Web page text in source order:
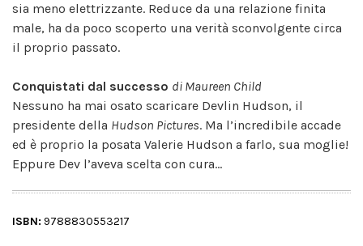
sia meno elettrizzante. Reduce da una relazione finita
male, ha da poco scoperto una verità sconvolgente circa
il proprio passato.
Conquistati dal successo di Maureen Child
Nessuno ha mai osato scaricare Devlin Hudson, il
presidente della Hudson Pictures. Ma l’incredibile accade
ed è proprio la posata Valerie Hudson a farlo, sua moglie!
Eppure Dev l’aveva scelta con cura…
ISBN: 9788830553217